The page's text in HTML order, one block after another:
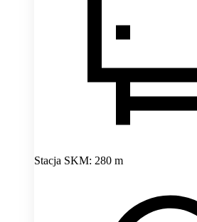
Stacja SKM: 280 m